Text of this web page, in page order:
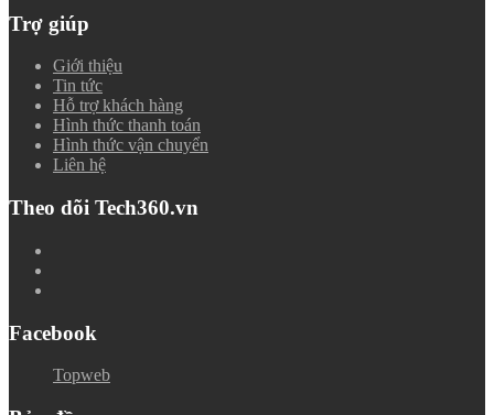
Trợ giúp
Giới thiệu
Tin tức
Hỗ trợ khách hàng
Hình thức thanh toán
Hình thức vận chuyển
Liên hệ
Theo dõi Tech360.vn
Facebook
Topweb